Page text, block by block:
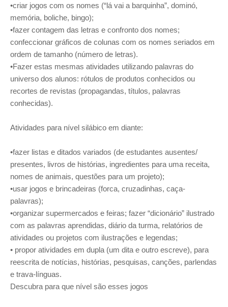
•criar jogos com os nomes (“lá vai a barquinha”, dominó,
memória, boliche, bingo);
•fazer contagem das letras e confronto dos nomes;
confeccionar gráficos de colunas com os nomes seriados em
ordem de tamanho (número de letras).
•Fazer estas mesmas atividades utilizando palavras do
universo dos alunos: rótulos de produtos conhecidos ou
recortes de revistas (propagandas, títulos, palavras
conhecidas).
Atividades para nível silábico em diante:
•fazer listas e ditados variados (de estudantes ausentes/
presentes, livros de histórias, ingredientes para uma receita,
nomes de animais, questões para um projeto);
•usar jogos e brincadeiras (forca, cruzadinhas, caça-
palavras);
•organizar supermercados e feiras; fazer “dicionário” ilustrado
com as palavras aprendidas, diário da turma, relatórios de
atividades ou projetos com ilustrações e legendas;
• propor atividades em dupla (um dita e outro escreve), para
reescrita de notícias, histórias, pesquisas, canções, parlendas
e trava-línguas.
Descubra para que nível são esses jogos